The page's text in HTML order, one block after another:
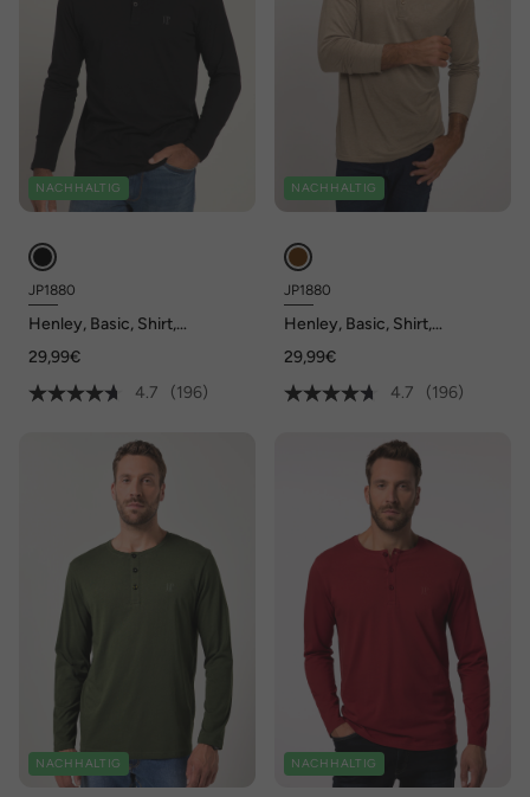
NACHHALTIG
JP1880
Henley, Basic, Shirt,
29,99€
4.7
(196)
NACHHALTIG
JP1880
Henley, Basic, Shirt,
29,99€
4.7
(196)
NACHHALTIG NACHHALTIG